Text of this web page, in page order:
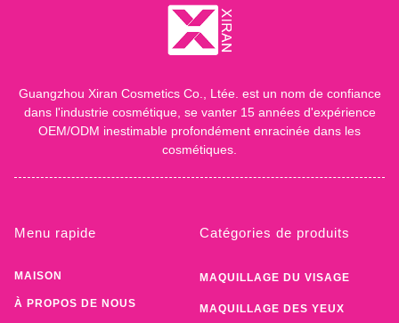
Guangzhou Xiran Cosmetics Co., Ltée. est un nom de confiance
dans l'industrie cosmétique, se vanter 15 années d'expérience
OEM/ODM inestimable profondément enracinée dans les
cosmétiques.
Menu rapide
MAISON
À PROPOS DE NOUS
Catégories de produits
MAQUILLAGE DU VISAGE
MAQUILLAGE DES YEUX